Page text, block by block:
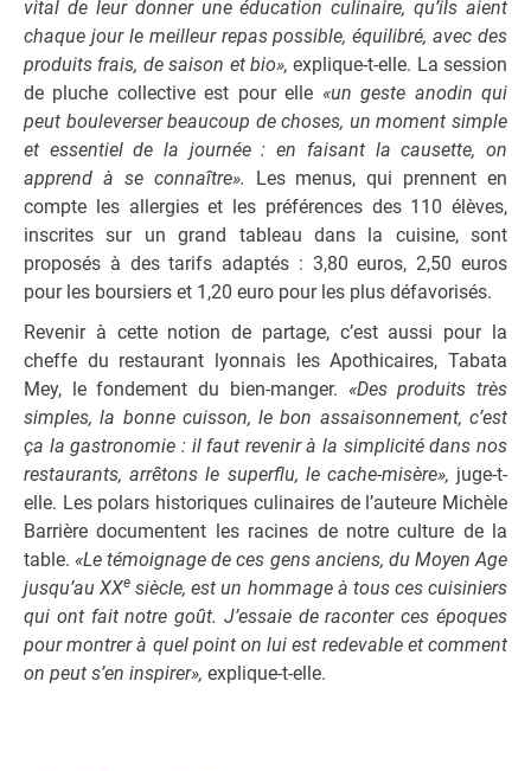
vital de leur donner une éducation culinaire, qu’ils aient
chaque jour le meilleur repas possible, équilibré, avec des
produits frais, de saison et bio»,explique-t-elle. La session
de pluche collective est pour elle «un geste anodin qui
peut bouleverser beaucoup de choses, un moment simple
et essentiel de la journée : en faisant la causette, on
apprend à se connaître». Les menus, qui prennent en
compte les allergies et les préférences des 110 élèves,
inscrites sur un grand tableau dans la cuisine, sont
proposés à des tarifs adaptés : 3,80 euros, 2,50 euros
pour les boursiers et 1,20 euro pour les plus défavorisés.
Revenir à cette notion de partage, c’est aussi pour la
cheffe du restaurant lyonnais les Apothicaires, Tabata
Mey, le fondement du bien-manger. «Des produits très
simples, la bonne cuisson, le bon assaisonnement, c’est
ça la gastronomie : il faut revenir à la simplicité dans nos
restaurants, arrêtons le superflu, le cache-misère», juge-t-
elle. Les polars historiques culinaires de l’auteure Michèle
Barrière documentent les racines de notre culture de la
table. «Le témoignage de ces gens anciens, du Moyen Age
jusqu’au XXe siècle, est un hommage à tous ces cuisiniers
qui ont fait notre goût. J’essaie de raconter ces époques
pour montrer à quel point on lui est redevable et comment
on peut s’en inspirer», explique-t-elle.